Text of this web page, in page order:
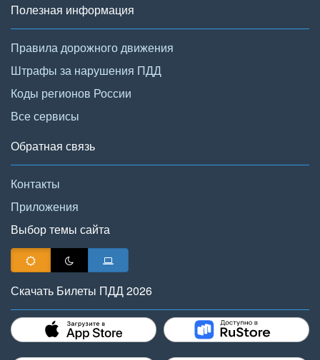
Полезная информация
Правила дорожного движения
Штрафы за нарушения ПДД
Коды регионов России
Все сервисы
Обратная связь
Контакты
Приложения
Выбор темы сайта
Скачать Билеты ПДД 2026